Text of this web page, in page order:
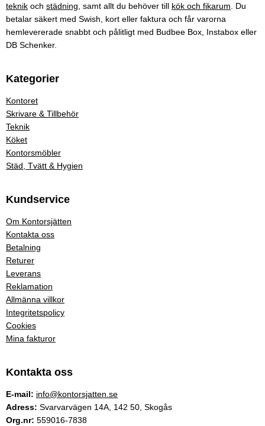
teknik och städning , samt allt du behöver till kök och fikarum . Du
betalar säkert med Swish, kort eller faktura och får varorna
hemlevererade snabbt och pålitligt med Budbee Box, Instabox eller
DB Schenker.
Kategorier
Kontoret
Skrivare & Tillbehör
Teknik
Köket
Kontorsmöbler
Städ, Tvätt & Hygien
Kundservice
Om Kontorsjätten
Kontakta oss
Betalning
Returer
Leverans
Reklamation
Allmänna villkor
Integritetspolicy
Cookies
Mina fakturor
Kontakta oss
E-mail: info@kontorsjatten.se
Adress: Svarvarvägen 14A, 142 50, Skogås
Org.nr: 559016-7838